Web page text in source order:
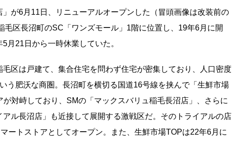
が6月11日、リニューアルオープンした（冒頭画像は改装前の
毛区長沼町のSC「ワンズモール」1階に位置し、19年6月に開
月21日から一時休業していた。
区は戸建て、集合住宅を問わず住宅が密集しており、人口密度
う肥沃な商圏。長沼町を横切る国道16号線を挟んで「生鮮市場
対峙しており、SMの「マックスバリュ稲毛長沼店」、さらに
アル長沼店」も近接して展開する激戦区だ。そのトライアルの店
ートストアとしてオープン。また、生鮮市場TOPは22年6月に